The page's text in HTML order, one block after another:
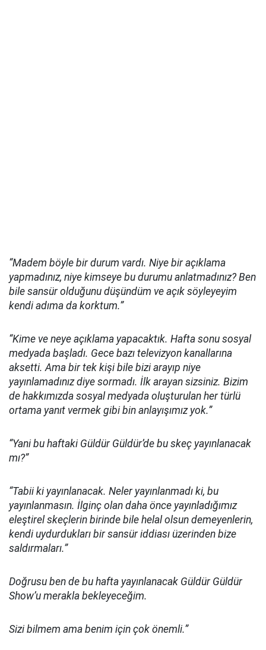
“Madem böyle bir durum vardı. Niye bir açıklama
yapmadınız, niye kimseye bu durumu anlatmadınız? Ben
bile sansür olduğunu düşündüm ve açık söyleyeyim
kendi adıma da korktum.”
“Kime ve neye açıklama yapacaktık. Hafta sonu sosyal
medyada başladı. Gece bazı televizyon kanallarına
aksetti. Ama bir tek kişi bile bizi arayıp niye
yayınlamadınız diye sormadı. İlk arayan sizsiniz. Bizim
de hakkımızda sosyal medyada oluşturulan her türlü
ortama yanıt vermek gibi bin anlayışımız yok.”
“Yani bu haftaki Güldür Güldür’de bu skeç yayınlanacak
mı?”
“Tabii ki yayınlanacak. Neler yayınlanmadı ki, bu
yayınlanmasın. İlginç olan daha önce yayınladığımız
eleştirel skeçlerin birinde bile helal olsun demeyenlerin,
kendi uydurdukları bir sansür iddiası üzerinden bize
saldırmaları.”
Doğrusu ben de bu hafta yayınlanacak Güldür Güldür
Show’u merakla bekleyeceğim.
Sizi bilmem ama benim için çok önemli.”